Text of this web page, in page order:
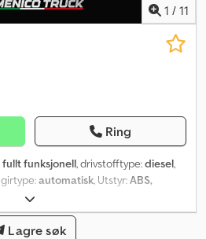
1 / 11
Ring
fullt funksjonell, drivstofftype:diesel,
girtype:automatisk, Utstyr:ABS,
navigasjonssystem
Lagre søk